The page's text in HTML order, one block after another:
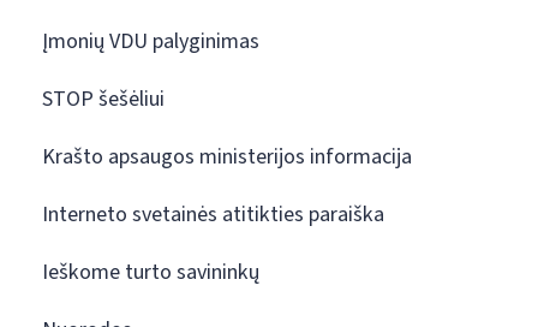
Įmonių VDU palyginimas
STOP šešėliui
Krašto apsaugos ministerijos informacija
Interneto svetainės atitikties paraiška
Ieškome turto savininkų